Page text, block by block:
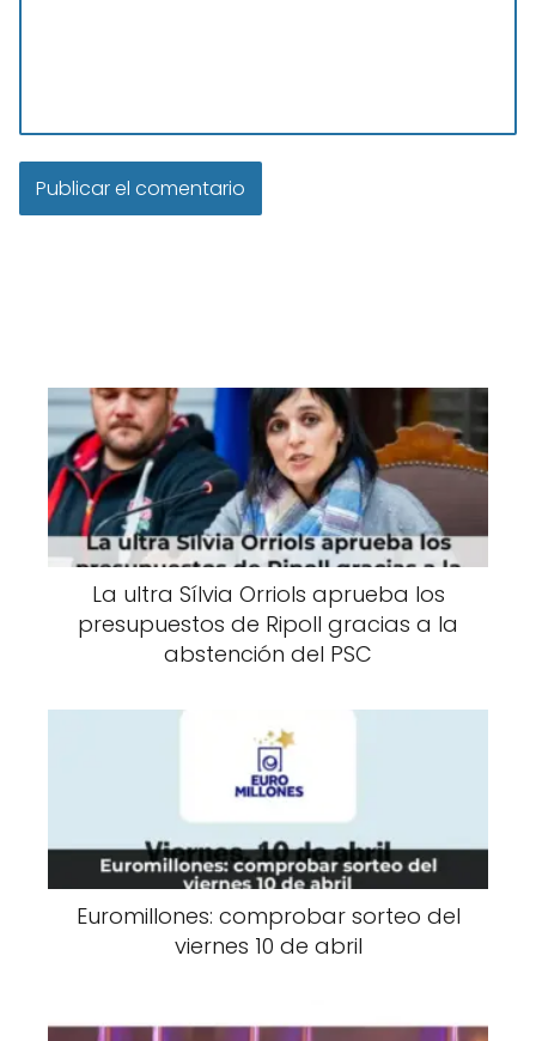
La ultra Sílvia Orriols aprueba los
presupuestos de Ripoll gracias a la
abstención del PSC
Euromillones: comprobar sorteo del
viernes 10 de abril